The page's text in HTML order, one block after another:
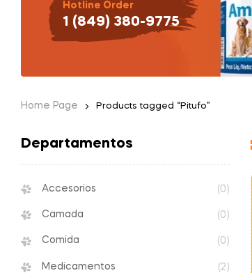
Hotline Order
1 (849) 380-9775
Home Page Products tagged “Pitufo”
Departamentos
Accesorios (0)
Camada (0)
Comida (0)
Medicamentos (2)